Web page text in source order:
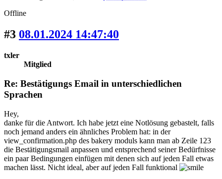
Offline
#3 08.01.2024 14:47:40
txler
Mitglied
Re: Bestätigungs Email in unterschiedlichen
Sprachen
Hey,
danke für die Antwort. Ich habe jetzt eine Notlösung gebastelt, falls
noch jemand anders ein ähnliches Problem hat: in der
view_confirmation.php des bakery moduls kann man ab Zeile 123
die Bestätigungsmail anpassen und entsprechend seiner Bedürfnisse
ein paar Bedingungen einfügen mit denen sich auf jeden Fall etwas
machen lässt. Nicht ideal, aber auf jeden Fall funktional